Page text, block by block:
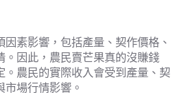
因素影響，包括產量、契作價格、
。因此，農民賣芒果真的沒賺錢
。農民的實際收入會受到產量、契
場行情影響。